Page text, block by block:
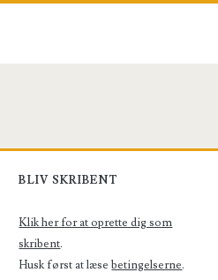
Primary
Sidebar
BLIV SKRIBENT
Klik her for at oprette dig som
skribent.
Husk først at læsebetingelserne.